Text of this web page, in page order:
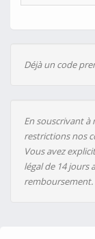
Déjà un code
En souscrivant à
restrictions nos
Vous avez
légal de 14
remboursement.